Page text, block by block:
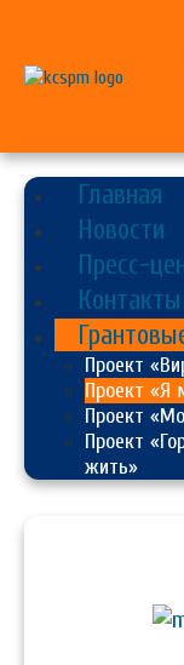
Главная
Новости
Пресс-
Контакты
Проект
Проект «Я
Проект
Проект
жить»